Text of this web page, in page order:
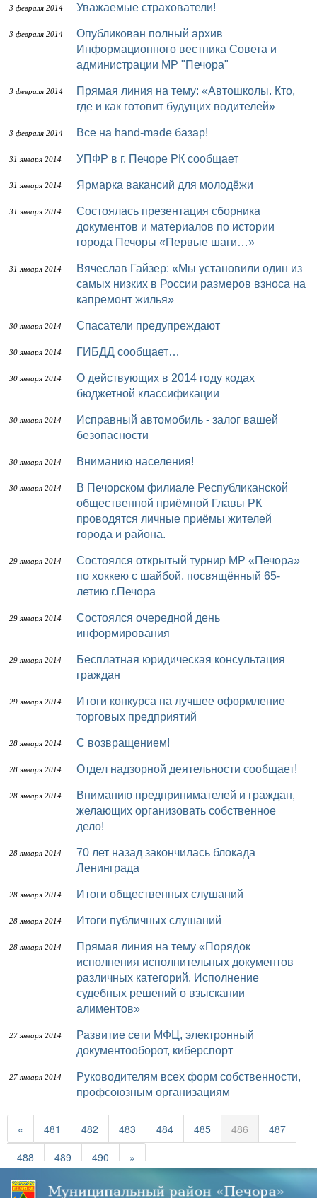
3 февраля 2014 Уважаемые страхователи!
3 февраля 2014
Опубликован полный архив
Информационного вестника Совета и
администрации МР "Печора"
3 февраля 2014
Прямая линия на тему: «Автошколы. Кто,
где и как готовит будущих водителей»
3 февраля 2014 Все на hand-made базар!
31 января 2014 УПФР в г. Печоре РК сообщает
31 января 2014 Ярмарка вакансий для молодёжи
31 января 2014
Состоялась презентация сборника
документов и материалов по истории
города Печоры «Первые шаги…»
31 января 2014
Вячеслав Гайзер: «Мы установили один из
самых низких в России размеров взноса на
капремонт жилья»
30 января 2014 Спасатели предупреждают
30 января 2014 ГИБДД сообщает…
30 января 2014
О действующих в 2014 году кодах
бюджетной классификации
30 января 2014
Исправный автомобиль - залог вашей
безопасности
30 января 2014 Вниманию населения!
30 января 2014
В Печорском филиале Республиканской
общественной приёмной Главы РК
проводятся личные приёмы жителей
города и района.
29 января 2014
Состоялся открытый турнир МР «Печора»
по хоккею с шайбой, посвящённый 65-
летию г.Печора
29 января 2014
Состоялся очередной день
информирования
29 января 2014
Бесплатная юридическая консультация
граждан
29 января 2014
Итоги конкурса на лучшее оформление
торговых предприятий
28 января 2014 С возвращением!
28 января 2014 Отдел надзорной деятельности сообщает!
28 января 2014
Вниманию предпринимателей и граждан,
желающих организовать собственное
дело!
28 января 2014
70 лет назад закончилась блокада
Ленинграда
28 января 2014 Итоги общественных слушаний
28 января 2014 Итоги публичных слушаний
28 января 2014
Прямая линия на тему «Порядок
исполнения исполнительных документов
различных категорий. Исполнение
судебных решений о взыскании
алиментов»
27 января 2014
Развитие сети МФЦ, электронный
документооборот, киберспорт
27 января 2014
Руководителям всех форм собственности,
профсоюзным организациям
« 481 482 483 484 485 486
487
488
489 490 »